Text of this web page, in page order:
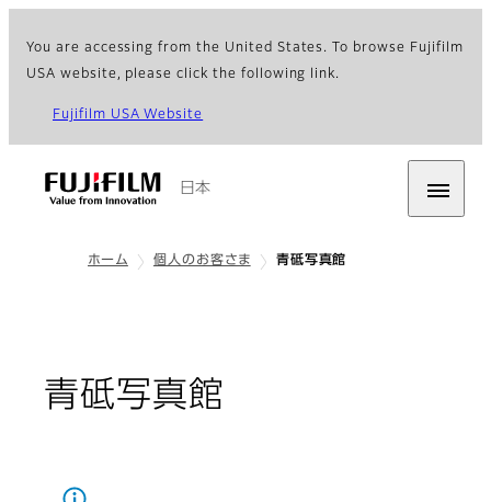
You are accessing from the United States. To browse Fujifilm
USA website, please click the following link.
Fujifilm USA Website
日本
ホーム 個人のお客さま 青砥写真館
青砥写真館